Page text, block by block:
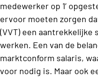
medewerker op 1’
ervoor moeten zorgen
(VVT) een
werken. Een van de
marktconform salaris,
voor nodig is. Maar ook